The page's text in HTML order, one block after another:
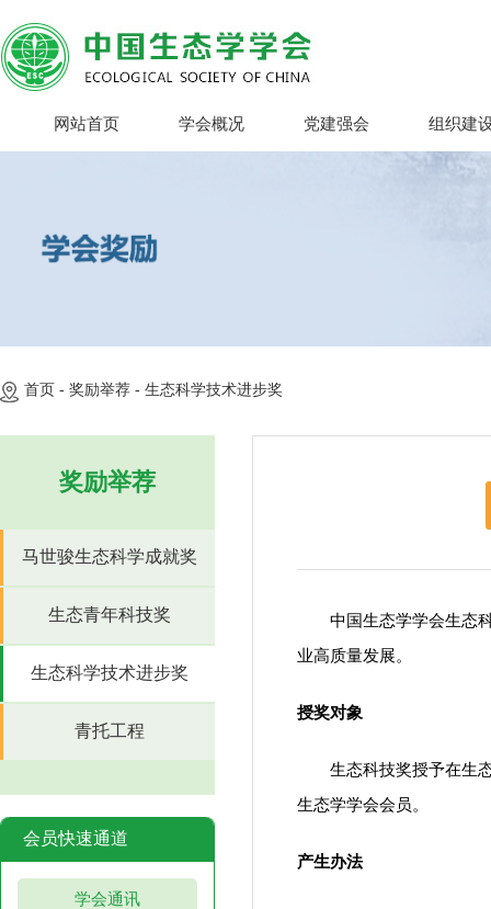
网站首页 学会概况 党建强会 组织建
首页 - 奖励举荐 - 生态科学技术进步奖
奖励举荐
马世骏生态科学成就奖
生态青年科技奖
生态科学技术进步奖
青托工程
会员快速通道
学会通讯
中国生态学学会生态
业高质量发展。
授奖对象
生态科技奖授予在生
生态学学会会员。
产生办法